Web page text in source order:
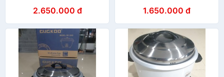
2.650.000 đ 1.650.000 đ